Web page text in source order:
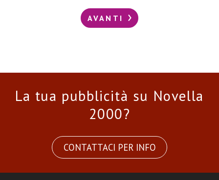
AVANTI
La tua pubblicità su Novella
2000?
CONTATTACI PER INFO